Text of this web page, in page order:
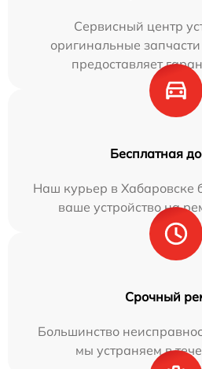
Сервисный центр
оригинальные
предоставляет
Бесплатная
Наш курьер в Хабаровске
ваше устройство на
Срочный
Большинство
мы устраняем в